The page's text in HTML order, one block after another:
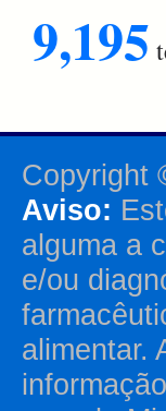
9,195
Copyright
Aviso:
alguma a
e/ou
alimentar.